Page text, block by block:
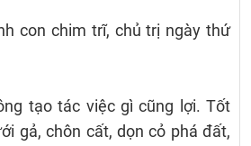
con chim trĩ, chủ trị ngày thứ
tạo tác việc gì cũng lợi. Tốt
gả, chôn cất, dọn cỏ phá đất,